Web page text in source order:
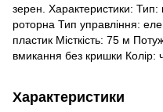
зерен. Характеристики:
роторна Тип управління:
пластик Місткість: 75 м
вмикання без кришки Колір:
Характеристики